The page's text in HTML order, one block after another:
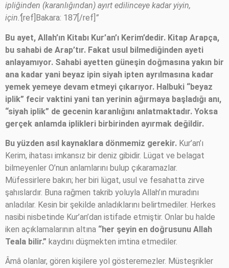
ipliğinden (karanlığından) ayırt edilinceye kadar yiyin,
için.’[ref]Bakara: 187[/ref] ”
Bu ayet, Allah’ın Kitabı Kur’an’ı Kerim’dedir. Kitap Arapça,
bu sahabi de Arap’tır. Fakat usul bilmediğinden ayeti
anlayamıyor. Sahabi ayetten güneşin doğmasına yakın bir
ana kadar yani beyaz ipin siyah ipten ayrılmasına kadar
yemek yemeye devam etmeyi çıkarıyor. Halbuki “beyaz
iplik” fecir vaktini yani tan yerinin ağırmaya başladığı anı,
“siyah iplik” de gecenin karanlığını anlatmaktadır. Yoksa
gerçek anlamda iplikleri birbirinden ayırmak değildir.
Bu yüzden asıl kaynaklara dönmemiz gerekir. Kur’an’ı
Kerim, ihatası imkansız bir deniz gibidir. Lügat ve belagat
bilmeyenler O’nun anlamlarını bulup çıkaramazlar.
Müfessirlere bakın; her biri lügat, usul ve fesahatta zirve
şahıslardır. Buna rağmen takrib yoluyla Allah’ın muradını
anladılar. Kesin bir şekilde anladıklarını belirtmediler. Herkes
nasibi nisbetinde Kur’an’dan istifade etmiştir. Onlar bu halde
iken açıklamalarının altına “her şeyin en doğrusunu Allah
Teala bilir.” kaydını düşmekten imtina etmediler.
Âmâ olanlar, gören kişilere yol gösteremezler. Müsteşrikler